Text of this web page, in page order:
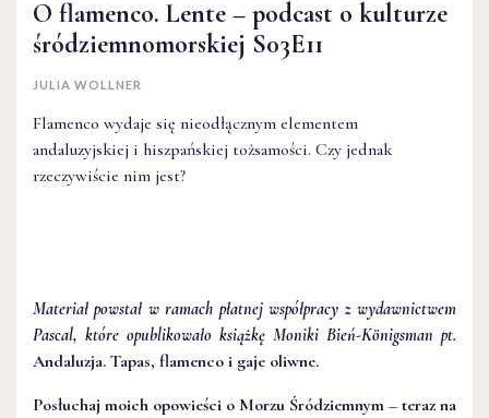
O flamenco. Lente – podcast o kulturze
śródziemnomorskiej S03E11
JULIA WOLLNER
Flamenco wydaje się nieodłącznym elementem
andaluzyjskiej i hiszpańskiej tożsamości. Czy jednak
rzeczywiście nim jest?
Materiał powstał w ramach płatnej współpracy z wydawnictwem
Pascal, które opublikowało książkę Moniki Bień-Königsman pt.
Andaluzja. Tapas, flamenco i gaje oliwne.
Posłuchaj moich opowieści o Morzu Śródziemnym – teraz na